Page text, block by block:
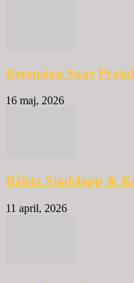
Recension Soar
16 maj, 2026
Bålsta Stadslopp &
11 april, 2026